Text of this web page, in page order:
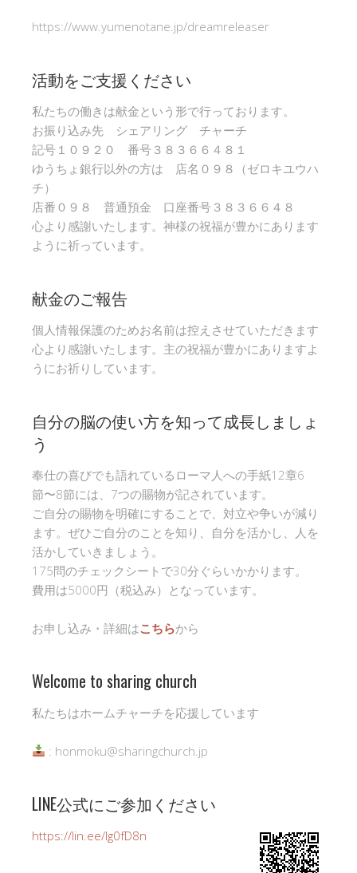
https://www.yumenotane.jp/dreamreleaser
活動をご支援ください
私たちの働きは献金という形で行っております。
お振り込み先 シェアリング チャーチ
記号１０９２０ 番号３８３６６４８１
ゆうちょ銀行以外の方は 店名０９８（ゼロキユウハ
チ）
店番０９８ 普通預金 口座番号３８３６６４８
心より感謝いたします。神様の祝福が豊かにあります
ように祈っています。
献金のご報告
個人情報保護のためお名前は控えさせていただきます
心より感謝いたします。主の祝福が豊かにありますよ
うにお祈りしています。
自分の脳の使い方を知って成長しましょ
う
奉仕の喜びでも語れているローマ人への手紙12章6
節〜8節には、7つの賜物が記されています。
ご自分の賜物を明確にすることで、対立や争いが減り
ます。ぜひご自分のことを知り、自分を活かし、人を
活かしていきましょう。
175問のチェックシートで30分ぐらいかかります。
費用は5000円（税込み）となっています。
お申し込み・詳細はこちらから
Welcome to sharing church
私たちはホームチャーチを応援しています
: honmoku@sharingchurch.jp
LINE公式にご参加ください
https://lin.ee/Ig0fD8n